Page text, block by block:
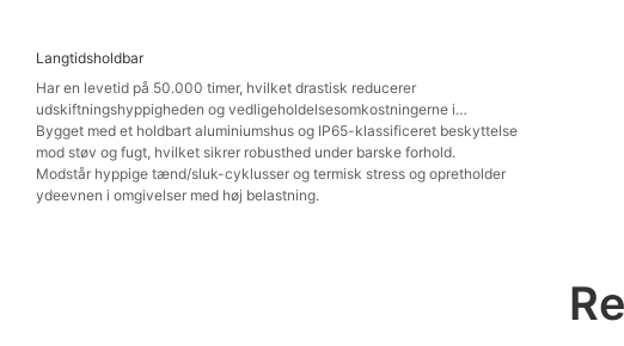
Langtidsholdbar
Har en levetid på 50.000 timer, hvilket drastisk reducerer
udskiftningshyppigheden og vedligeholdelsesomkostningerne i
krævende miljøer.
Bygget med et holdbart aluminiumshus og IP65-klassificeret beskyttelse
mod støv og fugt, hvilket sikrer robusthed under barske forhold.
Modstår hyppige tænd/sluk-cyklusser og termisk stress og opretholder
ydeevnen i omgivelser med høj belastning.